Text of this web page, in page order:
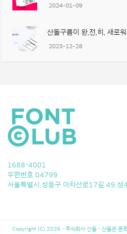
2024-01-09
산돌구름이 완.전.히. 새로워
2023-12-28
1688-4001
우편번호 04799
서울특별시 성동구 아차산로17길 49 성
Copyright (C) 2026 · 주식회사 산돌 · 산돌은 폰